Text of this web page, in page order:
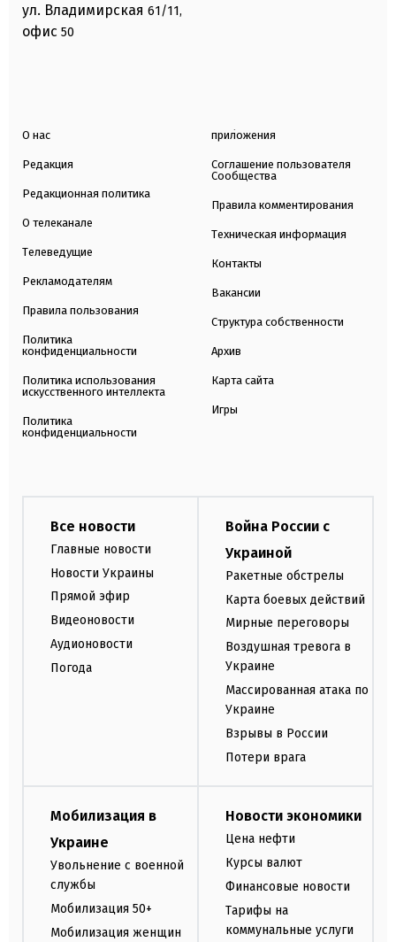
ул. Владимирская 61/11,
офис 50
О нас
Редакция
Редакционная политика
О телеканале
Телеведущие
Рекламодателям
Правила пользования
Политика
конфиденциальности
Политика использования
искусственного интеллекта
Политика
конфиденциальности
приложения
Соглашение пользователя
Сообщества
Правила комментирования
Техническая информация
Контакты
Вакансии
Структура собственности
Архив
Карта сайта
Игры
Все новости
Главные новости
Новости Украины
Прямой эфир
Видеоновости
Аудионовости
Погода
Война России с
Украиной
Ракетные обстрелы
Карта боевых действий
Мирные переговоры
Воздушная тревога в
Украине
Массированная атака по
Украине
Взрывы в России
Потери врага
Мобилизация в
Украине
Увольнение с военной
службы
Мобилизация 50+
Мобилизация женщин
Новости экономики
Цена нефти
Курсы валют
Финансовые новости
Тарифы на
коммунальные услуги